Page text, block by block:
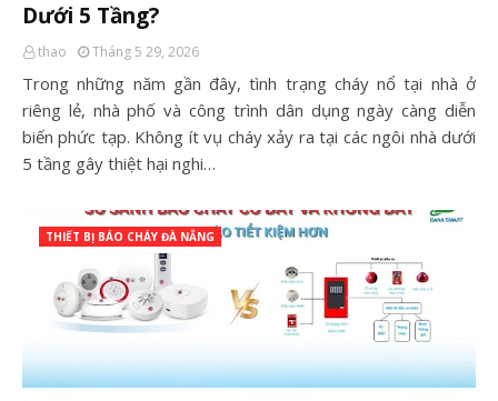
Dưới 5 Tầng?
thao Tháng 5 29, 2026
Trong những năm gần đây, tình trạng cháy nổ tại nhà ở
riêng lẻ, nhà phố và công trình dân dụng ngày càng diễn
biến phức tạp. Không ít vụ cháy xảy ra tại các ngôi nhà dưới
5 tầng gây thiệt hại nghi…
THIẾT BỊ BÁO CHÁY ĐÀ NẴNG